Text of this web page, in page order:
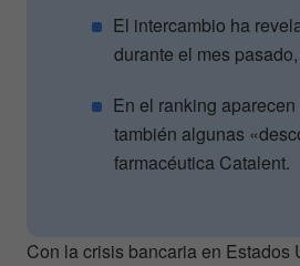
El intercambio ha
durante el mes
En el ranking
también algunas
farmacéutica Catalent.
Con la crisis bancaria en Estados